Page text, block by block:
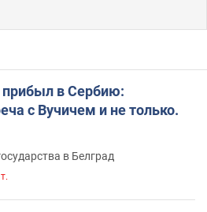
в Сербию:
с Вучичем и не только.
в Белград